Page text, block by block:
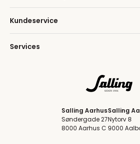
Kundeservice
Services
Salling Aarhus
Søndergade 27
8000 Aarhus C
Salling
Nytorv 8
9000